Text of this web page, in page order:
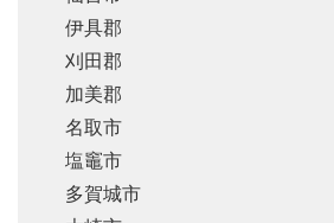
伊具郡
刈田郡
加美郡
名取市
塩竈市
多賀城市